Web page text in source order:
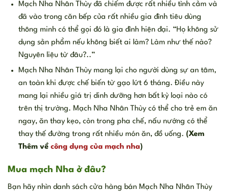
Mạch Nha Nhân Thùy đã chiếm được rất nhiều tình cảm và
đã vào trong căn bếp của rất nhiều gia đình tiêu dùng
thông minh có thể gọi đó là gia đình hiện đại. “Họ không sử
dụng sản phẩm nếu không biết ai làm? Làm như thế nào?
Nguyên liệu từ đâu?..”
Mạch Nha Nhân Thùy mang lại cho người dùng sự an tâm,
an toàn khi được chế biến từ gạo lứt 6 tháng. Điều này
mang lại nhiều giá trị dinh dưỡng hơn bất kỳ loại nào có
trên thị trường. Mạch Nha Nhân Thùy có thể cho trẻ em ăn
ngay, ăn thay kẹo, còn trong pha chế, nấu nướng có thể
thay thế đường trong rất nhiều món ăn, đồ uống. (Xem
Thêm về công dụng của mạch nha)
Mua mạch Nha ở đâu?
Bạn hãy nhìn danh sách cửa hàng bán Mạch Nha Nhân Thùy